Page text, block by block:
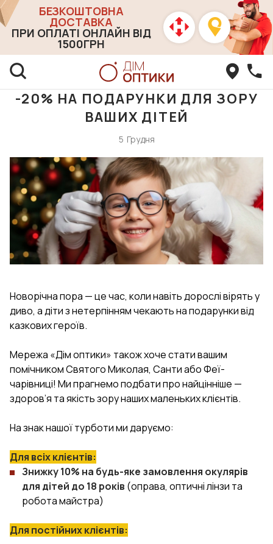
БЕЗКОШТОВНА
ДОСТАВКА
ПРИ ОПЛАТІ ОНЛАЙН ВІД
1500ГРН
-20% НА ПОДАРУНКИ ДЛЯ ЗОРУ
ВАШИХ ДІТЕЙ
5 Грудня
Новорічна пора — це час, коли навіть дорослі вірять у
диво, а діти з нетерпінням чекають на подарунки від
казкових героїв.
Мережа «Дім оптики» також хоче стати вашим
помічником Святого Миколая, Санти або Феї-
чарівниці! Ми прагнемо подбати про найцінніше —
здоров’я та якість зору наших маленьких клієнтів.
На знак нашої турботи ми даруємо:
Для всіх клієнтів:
Знижку 10% на будь-яке замовлення окулярів
для дітей до 18 років (оправа, оптичні лінзи та
робота майстра)
Для постійних клієнтів: